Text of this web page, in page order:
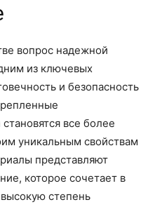
вопрос надежной
из ключевых
и безопасность
все более
уникальным свойствам
представляют
которое сочетает в
степень